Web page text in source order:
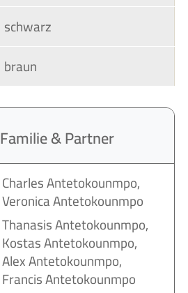
schwarz
braun
Familie & Partner
Charles Antetokounmpo,
Veronica Antetokounmpo
Thanasis Antetokounmpo,
Kostas Antetokounmpo,
Alex Antetokounmpo,
Francis Antetokounmpo